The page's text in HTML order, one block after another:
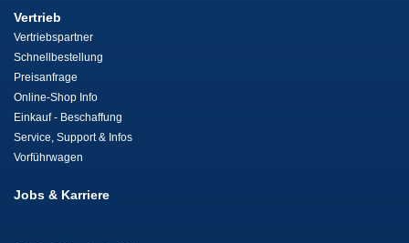
Vertrieb
Vertriebspartner
Schnellbestellung
Preisanfrage
Online-Shop Info
Einkauf - Beschaffung
Service, Support & Infos
Vorführwagen
Jobs & Karriere